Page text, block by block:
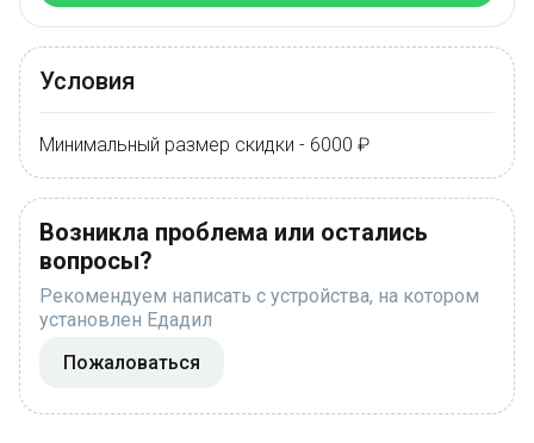
Условия
Минимальный размер скидки - 6000 ₽
Возникла проблема или остались
вопросы?
Рекомендуем написать с устройства, на котором
установлен Едадил
Пожаловаться